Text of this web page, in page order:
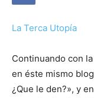
La Terca Utopía
Continuando con
en éste mismo
¿Que le den?», y